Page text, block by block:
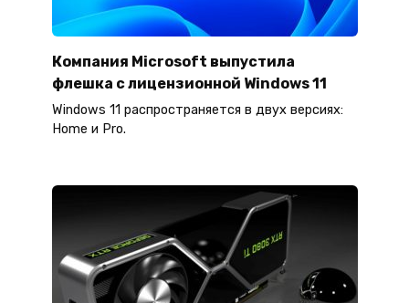
Компания Microsoft выпустила
флешка с лицензионной Windows 11
Windows 11 распространяется в двух версиях:
Home и Pro.